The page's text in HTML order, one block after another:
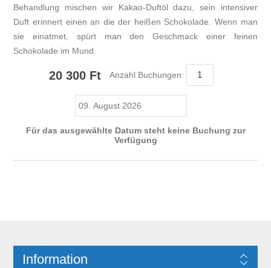
Behandlung mischen wir Kakao-Duftöl dazu, sein intensiver
Duft erinnert einen an die der heißen Schokolade. Wenn man
sie einatmet, spürt man den Geschmack einer feinen
Schokolade im Mund.
20 300 Ft Anzahl Buchungen:
Für das ausgewählte Datum steht keine Buchung zur
Verfügung
Information